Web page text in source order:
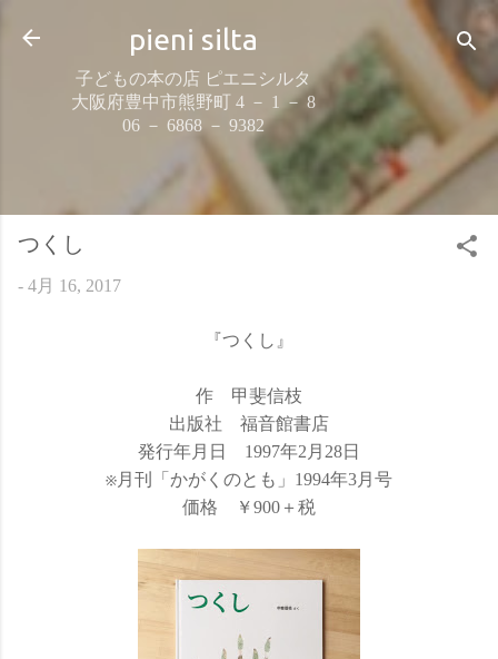
スキップしてメイン コンテンツに移動
pieni silta
子どもの本の店 ピエニシルタ
大阪府豊中市熊野町 4 － 1 － 8
06 － 6868 － 9382
つくし
- 4月 16, 2017
『つくし』
作 甲斐信枝
出版社 福音館書店
発行年月日 1997年2月28日
※月刊「かがくのとも」1994年3月号
価格 ￥900＋税